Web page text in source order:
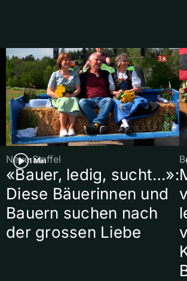
1 Min
Neue Staffel
«Bauer, ledig, sucht…»:
Diese Bäuerinnen und
Bauern suchen nach
der grossen Liebe